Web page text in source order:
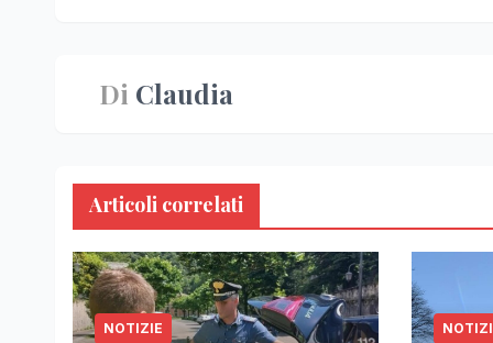
Di Claudia
Articoli correlati
NOTIZIE